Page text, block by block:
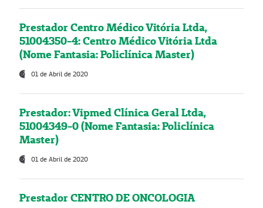
Prestador Centro Médico Vitória Ltda,
51004350-4: Centro Médico Vitória Ltda
(Nome Fantasia: Policlínica Master)
01 de Abril de 2020
Prestador: Vipmed Clínica Geral Ltda,
51004349-0 (Nome Fantasia: Policlínica
Master)
01 de Abril de 2020
Prestador CENTRO DE ONCOLOGIA